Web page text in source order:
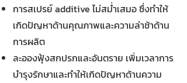
การสเปรย์ additive ไม่สม่ำเสมอ ซึ่งทำให้
เกิดปัญหาด้านคุณภาพและความล่าช้าด้าน
การผลิต
ละอองฟุ้งสกปรกและอันตราย เพิ่มเวลาการ
บำรุงรักษาและทำให้เกิดปัญหาด้านความ